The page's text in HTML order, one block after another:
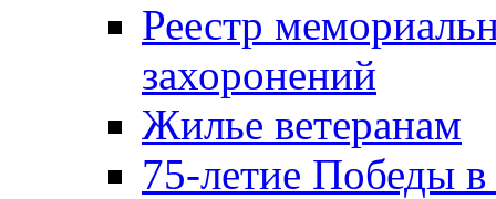
Реестр
захоронений
Жилье ветеранам
75-летие Победы